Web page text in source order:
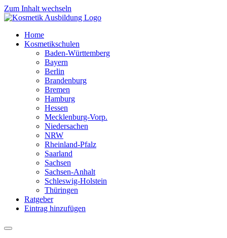
Zum Inhalt wechseln
Home
Kosmetikschulen
Baden-Württemberg
Bayern
Berlin
Brandenburg
Bremen
Hamburg
Hessen
Mecklenburg-Vorp.
Niedersachen
NRW
Rheinland-Pfalz
Saarland
Sachsen
Sachsen-Anhalt
Schleswig-Holstein
Thüringen
Ratgeber
Eintrag hinzufügen